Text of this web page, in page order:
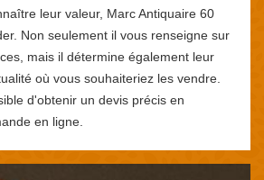
leur valeur, Marc Antiquaire 60
Non seulement il vous renseigne sur
mais il détermine également leur
où vous souhaiteriez les vendre.
d'obtenir un devis précis en
en ligne.